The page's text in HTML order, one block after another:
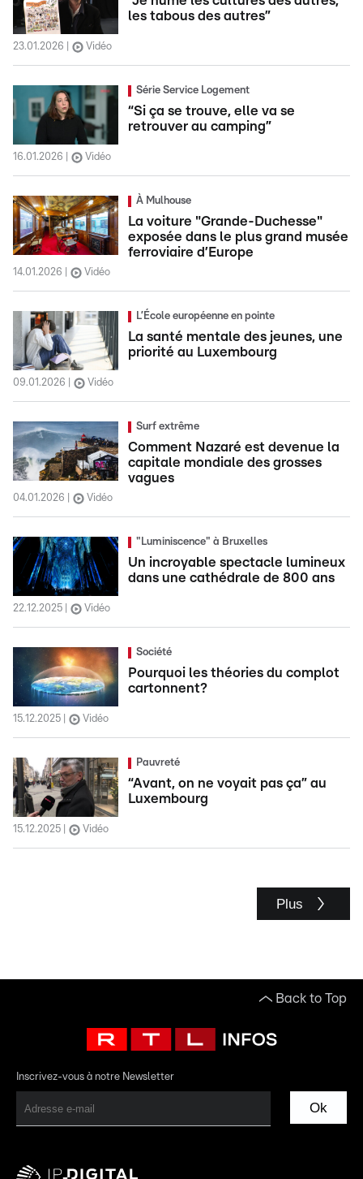
les tabous des autres”
23.01.2026 Vidéo
Série Service Logement
“Si ça se trouve, elle va se
retrouver au camping”
16.01.2026 Vidéo
À Mulhouse
La voiture "Grande-Duchesse"
exposée dans le plus grand musée
ferroviaire d’Europe
14.01.2026 Vidéo
L’École européenne en pointe
La santé mentale des jeunes, une
priorité au Luxembourg
09.01.2026 Vidéo
Surf extrême
Comment Nazaré est devenue la
capitale mondiale des grosses
vagues
04.01.2026 Vidéo
"Luminiscence" à Bruxelles
Un incroyable spectacle lumineux
dans une cathédrale de 800 ans
22.12.2025 Vidéo
Société
Pourquoi les théories du complot
cartonnent?
15.12.2025 Vidéo
Pauvreté
“Avant, on ne voyait pas ça” au
Luxembourg
15.12.2025 Vidéo
Plus
Back to Top
Inscrivez-vous à notre Newsletter
Ok